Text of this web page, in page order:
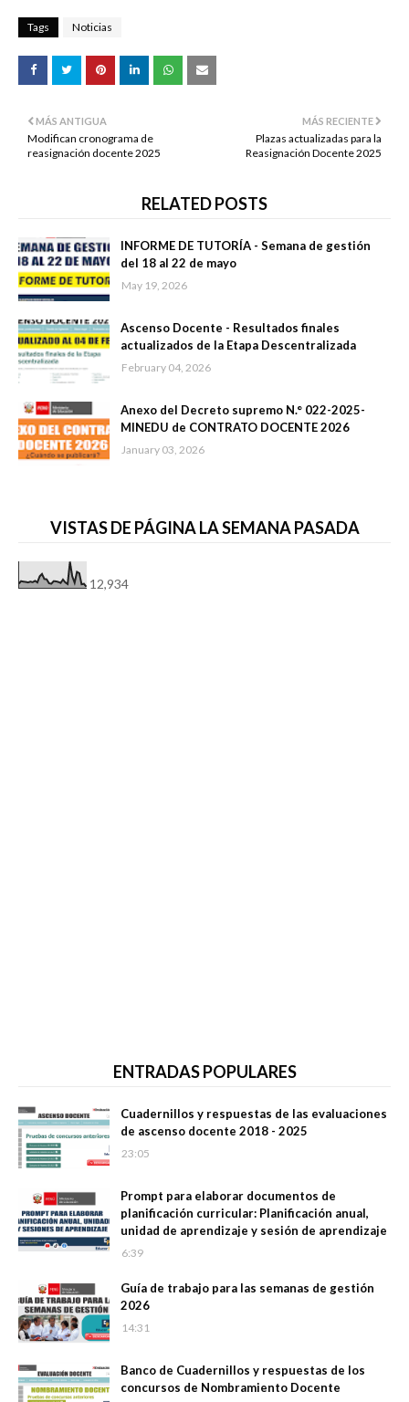
Tags Noticias
MÁS RECIENTE
Plazas actualizadas para la
Reasignación Docente 2025
MÁS ANTIGUA
Modifican cronograma de
reasignación docente 2025
RELATED POSTS
INFORME DE TUTORÍA - Semana de gestión
del 18 al 22 de mayo
May 19, 2026
Ascenso Docente - Resultados finales
actualizados de la Etapa Descentralizada
February 04, 2026
Anexo del Decreto supremo N.° 022-2025-
MINEDU de CONTRATO DOCENTE 2026
January 03, 2026
VISTAS DE PÁGINA LA SEMANA PASADA
12,934
ENTRADAS POPULARES
Cuadernillos y respuestas de las evaluaciones
de ascenso docente 2018 - 2025
23:05
Prompt para elaborar documentos de
planificación curricular: Planificación anual,
unidad de aprendizaje y sesión de aprendizaje
6:39
Guía de trabajo para las semanas de gestión
2026
14:31
Banco de Cuadernillos y respuestas de los
concursos de Nombramiento Docente